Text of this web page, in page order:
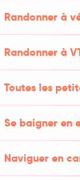
Randonner à
Randonner à
Toutes les
Se baigner en
Naviguer en